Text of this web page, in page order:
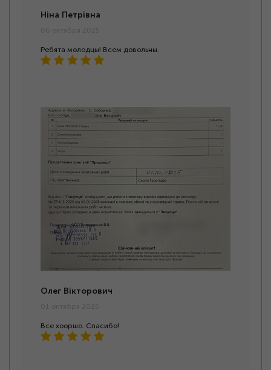
Ніна Петрівна
Ребята молодцы! Всем довольны.
Олег Вікторович
Все хооршо. Спасибо!